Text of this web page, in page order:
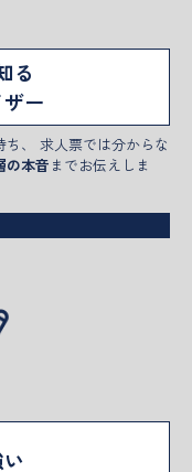
る
ー
ち、 求人票では分からな
の本音 までお伝えしま